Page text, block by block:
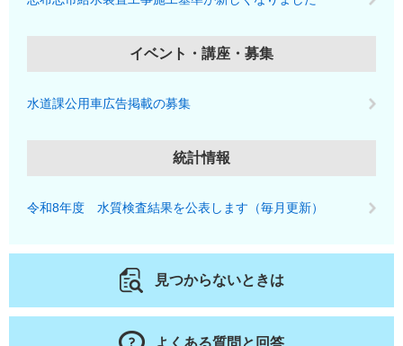
イベント・講座・募集
水道課公用車広告掲載の募集
統計情報
令和8年度 水質検査結果を公表します（毎月更新）
見つからないときは
よくある質問と回答